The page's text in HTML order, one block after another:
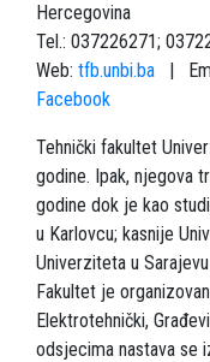
Hercegovina
Tel.: 037226271;
Web: tfb.unbi.ba |
Facebook
Tehnički fakultet
godine. Ipak, njegova
godine dok je kao
u Karlovcu; kasnije
Univerziteta u
Fakultet je
Elektrotehnički,
odsjecima nastava se